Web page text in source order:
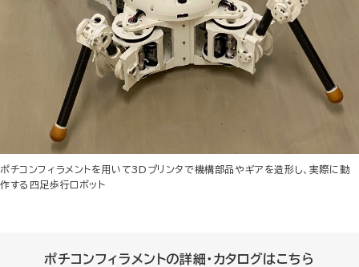
ポチコンフィラメントを用いて3Dプリンタで機構部品やギアを造形し、実際に動
作する四足歩行ロボット
ポチコンフィラメントの詳細・カタログはこちら